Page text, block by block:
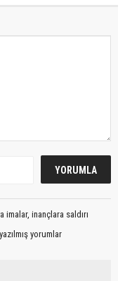
inançlara saldırı
yorumlar